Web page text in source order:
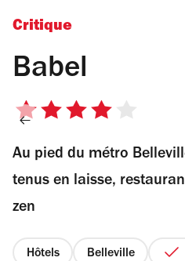
Critique
Babel
4
5
étoiles
Au pied du métro
tenus en laisse,
zen
Hôtels Belleville